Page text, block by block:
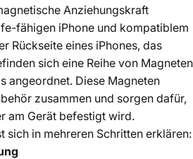
Anziehungskraft
fähigen iPhone und kompatiblem
Rückseite eines iPhones, das
sich eine Reihe von Magneten
angeordnet. Diese Magneten
zusammen und sorgen dafür,
am Gerät befestigt wird.
sich in mehreren Schritten erklären: